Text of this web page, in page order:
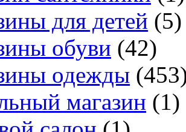
для детей (5)
обуви (42)
одежды
магазин (1)